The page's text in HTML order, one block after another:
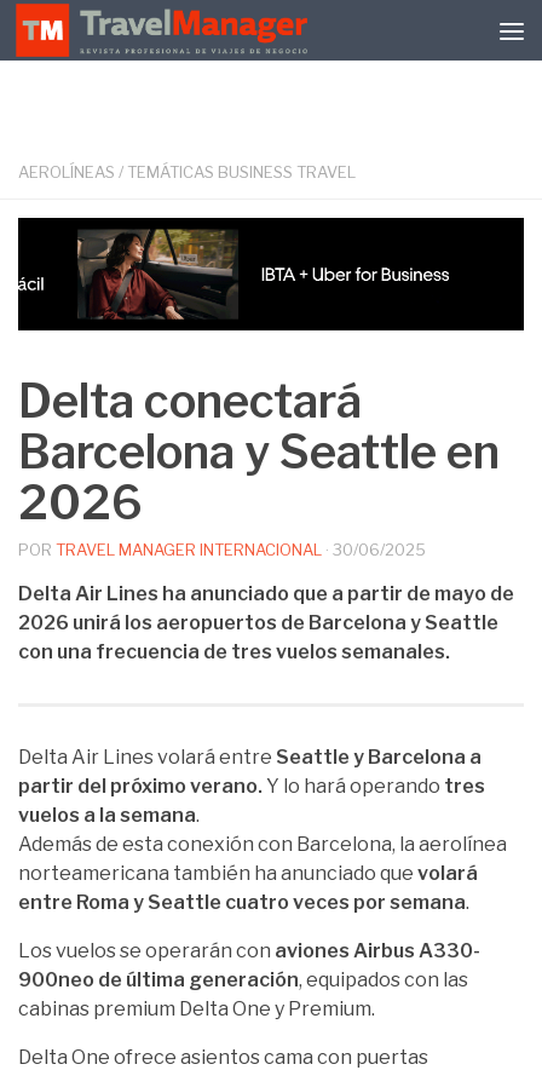
Debajo del contenido
AEROLÍNEAS / TEMÁTICAS BUSINESS TRAVEL
Delta conectará
Barcelona y Seattle en
2026
POR TRAVEL MANAGER INTERNACIONAL · 30/06/2025
Delta Air Lines ha anunciado que a partir de mayo de
2026 unirá los aeropuertos de Barcelona y Seattle
con una frecuencia de tres vuelos semanales.
Delta Air Lines volará entre Seattle y Barcelona a
partir del próximo verano. Y lo hará operando tres
vuelos a la semana.
Además de esta conexión con Barcelona, la aerolínea
norteamericana también ha anunciado que volará
entre Roma y Seattle cuatro veces por semana.
Los vuelos se operarán con aviones Airbus A330-
900neo de última generación, equipados con las
cabinas premium Delta One y Premium.
Delta One ofrece asientos cama con puertas